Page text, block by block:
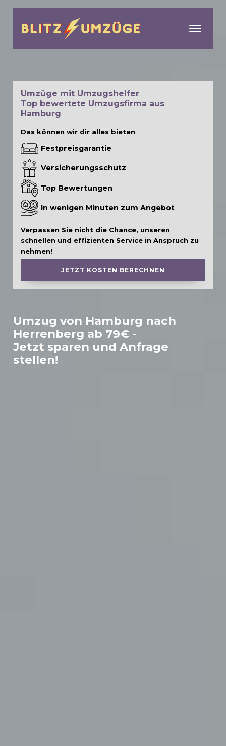
Umzug von Hamburg nach
Herrenberg ab 79€ -
Jetzt sparen und Anfrage
stellen!
Umzüge mit Umzugshelfer
Top bewertete Umzugsfirma aus
Hamburg
Das können wir dir alles bieten
Festpreisgarantie
Versicherungsschutz
Top Bewertungen
In wenigen Minuten zum Angebot
Verpassen Sie nicht die Chance, unseren
schnellen und effizienten Service in Anspruch zu
nehmen!
JETZT KOSTEN BERECHNEN